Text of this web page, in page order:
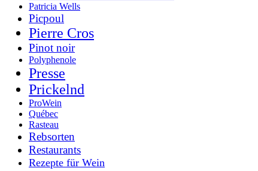
Patricia Wells
Picpoul
Pierre Cros
Pinot noir
Polyphenole
Presse
Prickelnd
ProWein
Québec
Rasteau
Rebsorten
Restaurants
Rezepte für Wein